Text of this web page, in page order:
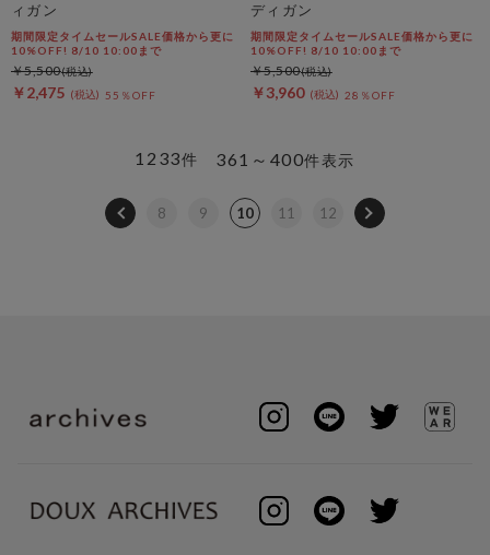
ィガン
期間限定タイムセールSALE価格から更に
10%OFF! 8/10 10:00まで
￥2,475 55％OFF
￥5,500
ディガン
期間限定タイムセールSALE価格から更に
10%OFF! 8/10 10:00まで
￥3,960 28％OFF
￥5,500
361～400件表示
1233件
8 9 10 11 12